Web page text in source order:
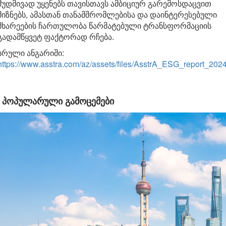
უყენებს თავისთავს ამბიციურ გარემოსდაცვით
ამასთან თანამშრომლებისა და დაინტერესებული
ჩართულობა წარმატებული ტრანსფორმაციის
ფაქტორად რჩება.
ანგარიში:
www.asstra.com/az/assets/files/
ᲞᲝᲞᲣᲚᲐᲠᲣᲚᲘ ᲒᲐᲛᲝᲪᲔᲛᲔᲑᲘ